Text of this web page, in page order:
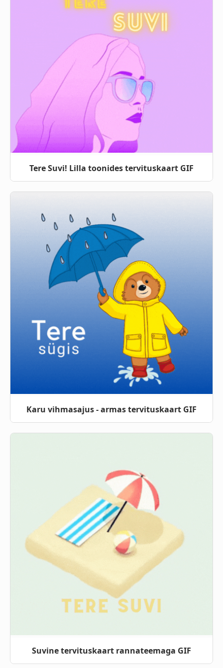
Tere Suvi! Lilla toonides tervituskaart GIF
Karu vihmasajus - armas tervituskaart GIF
Suvine tervituskaart rannateemaga GIF